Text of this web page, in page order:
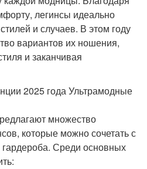
легинсы идеально
и случаев. В этом году
вариантов их ношения,
и заканчивая
2025 года Ультрамодные
множество
которые можно сочетать с
Среди основных